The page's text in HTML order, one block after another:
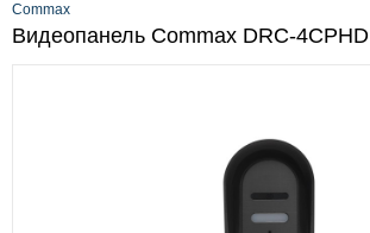
Commax
Видеопанель Commax DRC-4CPHD